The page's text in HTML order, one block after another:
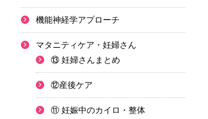
機能神経学アプローチ
マタニティケア・妊婦さん
⑬ 妊婦さんまとめ
⑫産後ケア
⑪ 妊娠中のカイロ・整体